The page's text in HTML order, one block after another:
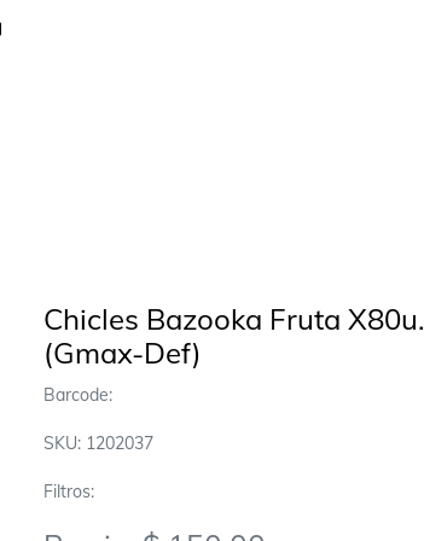
Chicles Bazooka Fruta X80u.
(Gmax-Def)
Barcode:
SKU: 1202037
Filtros: